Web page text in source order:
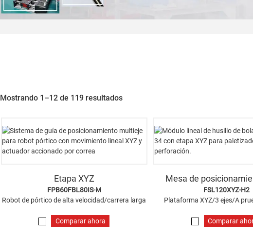
Mostrando 1–12 de 119 resultados
Etapa XYZ
FPB60FBL80IS-M
Robot de pórtico de alta velocidad/carrera larga
Comparar ahora
Mesa de
FSL120XYZ-H2
Plataforma XYZ/3 ejes/A
Comparar